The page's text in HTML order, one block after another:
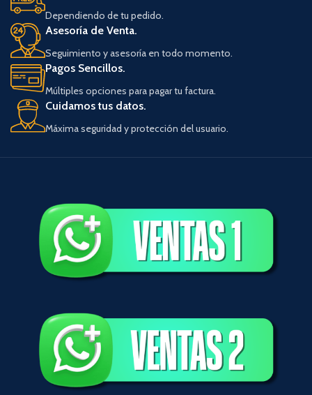
Dependiendo de tu pedido.
Asesoría de Venta.
Seguimiento y asesoría en todo momento.
Pagos Sencillos.
Múltiples opciones para pagar tu factura.
Cuidamos tus datos.
Máxima seguridad y protección del usuario.